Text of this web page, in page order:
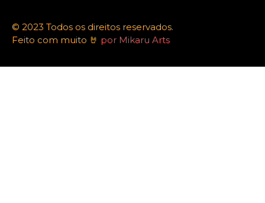
© 2023 Todos os direitos reservados.
Feito com muito 🤘 por Mikaru Arts